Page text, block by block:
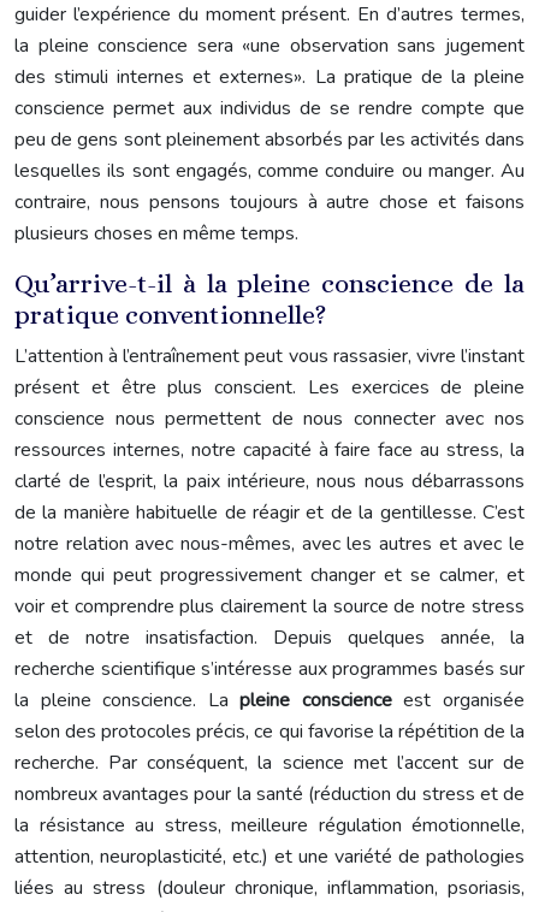
guider l’expérience du moment présent. En d’autres termes,
la pleine conscience sera «une observation sans jugement
des stimuli internes et externes». La pratique de la pleine
conscience permet aux individus de se rendre compte que
peu de gens sont pleinement absorbés par les activités dans
lesquelles ils sont engagés, comme conduire ou manger. Au
contraire, nous pensons toujours à autre chose et faisons
plusieurs choses en même temps.
Qu’arrive-t-il à la pleine conscience de la
pratique conventionnelle?
L’attention à l’entraînement peut vous rassasier, vivre l’instant
présent et être plus conscient. Les exercices de pleine
conscience nous permettent de nous connecter avec nos
ressources internes, notre capacité à faire face au stress, la
clarté de l’esprit, la paix intérieure, nous nous débarrassons
de la manière habituelle de réagir et de la gentillesse. C’est
notre relation avec nous-mêmes, avec les autres et avec le
monde qui peut progressivement changer et se calmer, et
voir et comprendre plus clairement la source de notre stress
et de notre insatisfaction. Depuis quelques année, la
recherche scientifique s’intéresse aux programmes basés sur
la pleine conscience. Lapleine conscienceest organisée
selon des protocoles précis, ce qui favorise la répétition de la
recherche. Par conséquent, la science met l’accent sur de
nombreux avantages pour la santé (réduction du stress et de
la résistance au stress, meilleure régulation émotionnelle,
attention, neuroplasticité, etc.) et une variété de pathologies
liées au stress (douleur chronique, inflammation, psoriasis,